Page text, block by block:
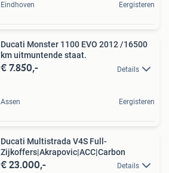
Eindhoven Eergisteren
Ducati Monster 1100 EVO 2012 /16500
km uitmuntende staat.
€ 7.850,- Details
Assen Eergisteren
Ducati Multistrada V4S Full-
Zijkoffers|Akrapovic|ACC|Carbon
€ 23.000,- Details